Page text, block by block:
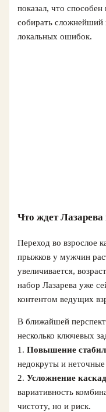
показал, что
собирать сложнейший
локальных ошибок.
Что ждет Лазарева
Переход во взрослое
прыжков у мужчин
увеличивается,
набор Лазарева уже
контентом ведущих
В ближайшей
несколько ключевых
1.Повышение
недокруты и
2.Усложнение
вариативность
чистоту, но и риск.